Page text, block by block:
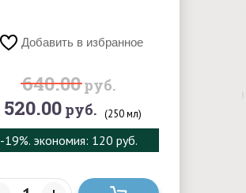
Добавить в избранное
640.00руб.
520.00 руб. (250 мл)
-19%. экономия: 120 руб.